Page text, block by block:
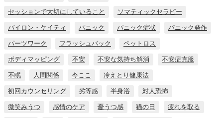
セッションで大切にしていること ソマティックセラピー
バイロン・ケイティ パニック パニック症状 パニック発作
パーツワーク フラッシュバック ペットロス
ボディマッピング 不安 不安な気持ち解消 不安症克服
不眠 人間関係 今ここ 冷えとり健康法
初回カウンセリング 劣等感 半身浴 対人恐怖
微笑みうつ 感情のケア 憂うつ感 猫の日 疲れを取る